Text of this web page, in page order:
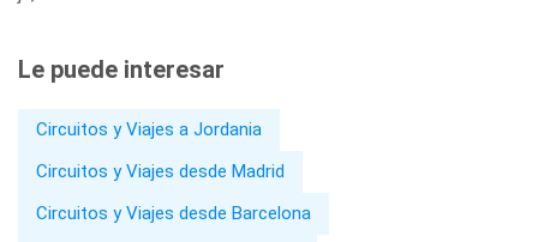
Le puede interesar
Circuitos y Viajes a Jordania
Circuitos y Viajes desde Madrid
Circuitos y Viajes desde Barcelona